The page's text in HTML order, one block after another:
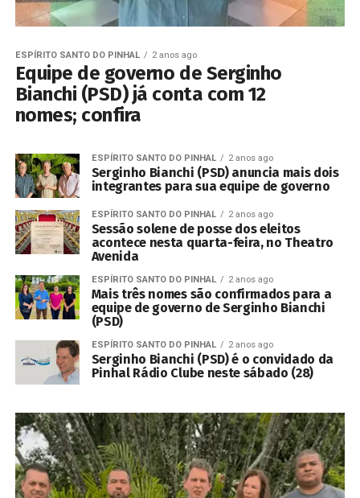
ESPÍRITO SANTO DO PINHAL 2 anos ago
Equipe de governo de Serginho
Bianchi (PSD) já conta com 12
nomes; confira
ESPÍRITO SANTO DO PINHAL 2 anos ago
Serginho Bianchi (PSD) anuncia mais dois
integrantes para sua equipe de governo
ESPÍRITO SANTO DO PINHAL 2 anos ago
Sessão solene de posse dos eleitos
acontece nesta quarta-feira, no Theatro
Avenida
ESPÍRITO SANTO DO PINHAL 2 anos ago
Mais três nomes são confirmados para a
equipe de governo de Serginho Bianchi
(PSD)
ESPÍRITO SANTO DO PINHAL 2 anos ago
Serginho Bianchi (PSD) é o convidado da
Pinhal Rádio Clube neste sábado (28)